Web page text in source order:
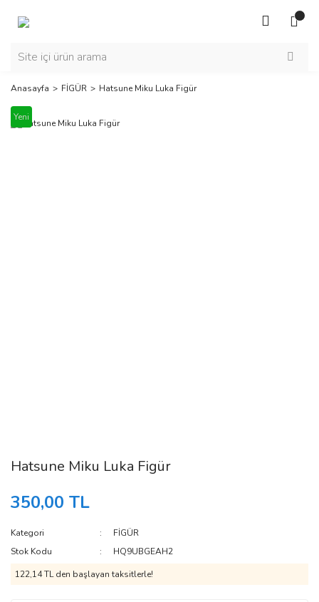
Anasayfa FİGÜR Hatsune Miku Luka Figür
Yeni
Hatsune Miku Luka Figür
350,00 TL
Kategori
FİGÜR
Stok Kodu
HQ9UBGEAH2
122,14 TL den başlayan taksitlerle!